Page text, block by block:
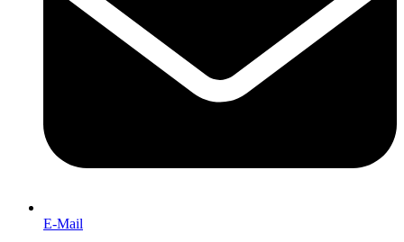
E-Mail